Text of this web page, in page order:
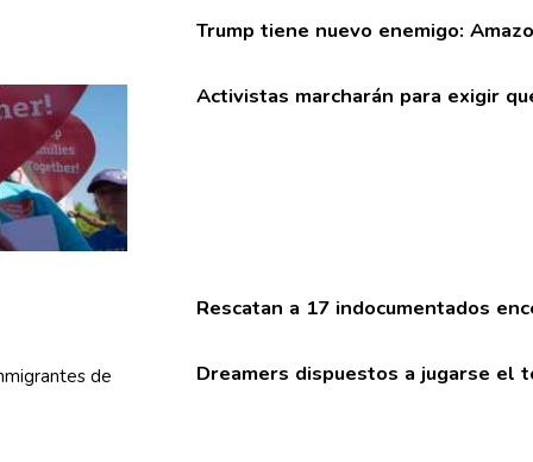
Trump tiene nuevo enemigo:
Activistas marcharán para exigir
Rescatan a 17 indocumentados
Dreamers dispuestos a jugarse el